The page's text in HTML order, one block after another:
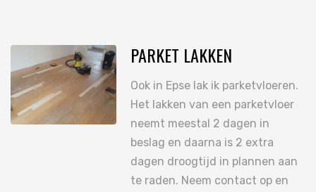
PARKET LAKKEN
Ook in Epse lak ik parketvloeren.
Het lakken van een parketvloer
neemt meestal 2 dagen in
beslag en daarna is 2 extra
dagen droogtijd in plannen aan
te raden. Neem contact op en